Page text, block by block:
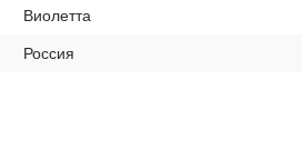
Виолетта
Россия